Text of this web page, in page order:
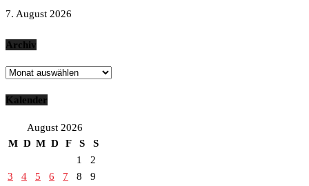
7. August 2026
Archiv
Archiv
Kalender
August 2026
M D M D F S
S
1
2
3
4 5 6 7 8 9